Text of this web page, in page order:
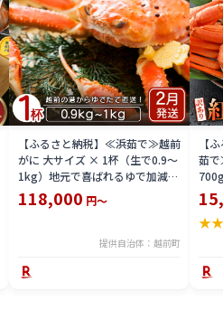
【ふるさと納税】≪浜茹で≫越前
がに 大サイズ × 1杯（生で0.9〜
1kg）地元で喜ばれるゆで加減・
塩加減で越前の港から直送！【雄
ズワイガニ ずわいがに 越前ガニ
送分】希望日指定可 備考欄に希
x004_02]
118,000 円～
提供自治体：越前町
【
茹
付
ボ
分
★